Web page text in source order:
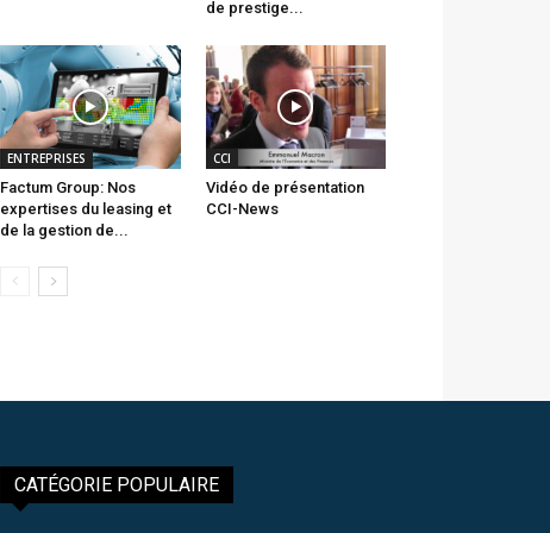
de prestige...
ENTREPRISES
Factum Group: Nos
expertises du leasing et
de la gestion de...
CCI
Vidéo de présentation
CCI-News
CATÉGORIE POPULAIRE